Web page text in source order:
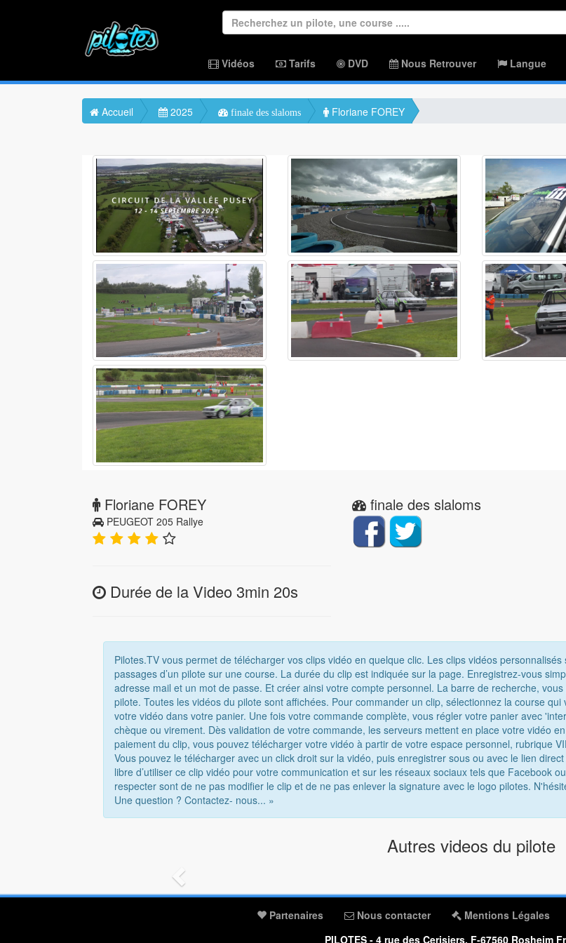
Vidéos Tarifs DVD Nous Retrouver Langue
Accueil 2025 finale des slaloms Floriane FOREY
Floriane FOREY
PEUGEOT 205 Rallye
Durée de la Video 3min 20s
finale des slaloms
Pilotes.TV vous permet de télécharger vos clips vidéo en quelque clic. Les clips vidéos
passages d’un pilote sur une course. La durée du clip est indiquée sur la page. Enregistrez-vous
adresse mail et un mot de passe. Et créer ainsi votre compte personnel. La barre de recherche,
pilote. Toutes les vidéos du pilote sont affichées. Pour commander un clip, sélectionnez la course
votre vidéo dans votre panier. Une fois votre commande complète, vous régler votre panier avec
chèque ou virement. Dès validation de votre commande, les serveurs mettent en place votre vidéo
paiement du clip, vous pouvez télécharger votre vidéo à partir de votre espace personnel, rubrique
Vous pouvez le télécharger avec un click droit sur la vidéo, puis enregistrer sous ou avec le lien
libre d’utiliser ce clip vidéo pour votre communication et sur les réseaux sociaux tels que Facebook
respecter sont de ne pas modifier le clip et de ne pas enlever la signature avec le logo pilotes.
Une question ? Contactez- nous... »
Autres videos du pilote
Partenaires Nous contacter Mentions Légales
PILOTES - 4 rue des Cerisiers, F-67560 Rosheim